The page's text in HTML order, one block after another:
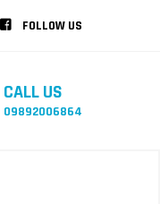
FOLLOW US
CALL US
09892006864